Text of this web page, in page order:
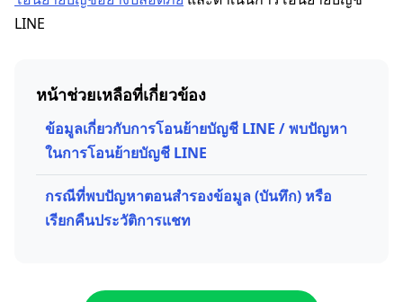
LINE
หน้าช่วยเหลือที่เกี่ยวข้อง
ข้อมูลเกี่ยวกับการโอนย้ายบัญชี LINE / พบปัญหา
ในการโอนย้ายบัญชี LINE
กรณีที่พบปัญหาตอนสำรองข้อมูล (บันทึก) หรือ
เรียกคืนประวัติการแชท